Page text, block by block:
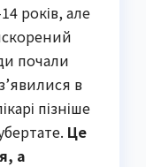
років, але
почали
в
пізніше
Це
а